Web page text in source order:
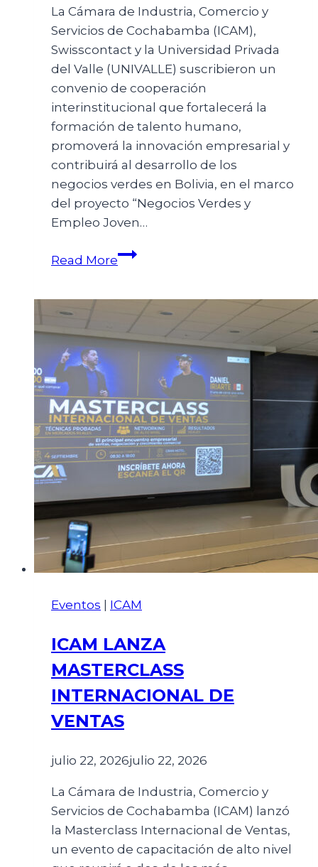
La Cámara de Industria, Comercio y
Servicios de Cochabamba (ICAM),
Swisscontact y la Universidad Privada
del Valle (UNIVALLE) suscribieron un
convenio de cooperación
interinstitucional que fortalecerá la
formación de talento humano,
promoverá la innovación empresarial y
contribuirá al desarrollo de los
negocios verdes en Bolivia, en el marco
del proyecto “Negocios Verdes y
Empleo Joven…
Read More
Eventos | ICAM
ICAM LANZA
MASTERCLASS
INTERNACIONAL DE
VENTAS
julio 22, 2026julio 22, 2026
La Cámara de Industria, Comercio y
Servicios de Cochabamba (ICAM) lanzó
la Masterclass Internacional de Ventas,
un evento de capacitación de alto nivel